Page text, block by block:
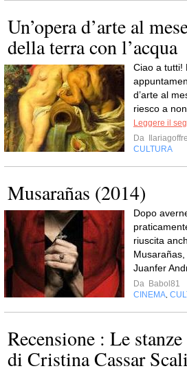
Un’opera d’arte al
della terra con l’acqua
Ciao a tutti!
d’arte al
riesco a
Leggere il
Da
CULTURA
Musarañas (2014)
Dopo
riuscita
Juanfer
Da Babol81
CINEMA
Recensione : Le
di Cristina Cassar